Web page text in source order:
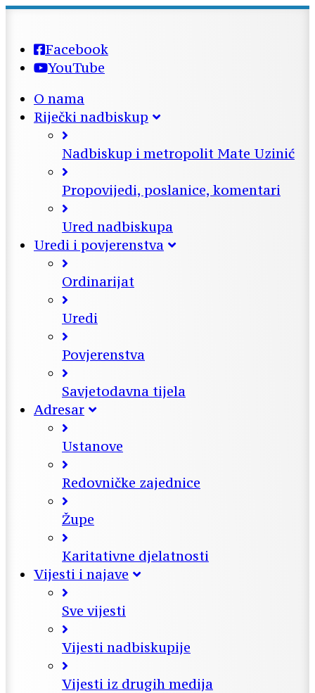
Facebook
YouTube
O nama
Riječki nadbiskup
Nadbiskup i metropolit Mate Uzinić
Propovijedi, poslanice, komentari
Ured nadbiskupa
Uredi i povjerenstva
Ordinarijat
Uredi
Povjerenstva
Savjetodavna tijela
Adresar
Ustanove
Redovničke zajednice
Župe
Karitativne djelatnosti
Vijesti i najave
Sve vijesti
Vijesti nadbiskupije
Vijesti iz drugih medija